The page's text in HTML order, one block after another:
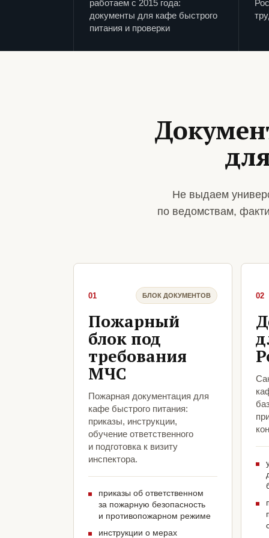
работаем с 2015 года:
документы для кафе быстрого
питания и проверки
Не выдаем
по ведомствам,
01 БЛОК ДОКУМЕНТОВ
Пожарный
блок под
требования
МЧС
Пожарная документация для
кафе быстрого питания:
приказы, инструкции,
обучение ответственного
и подготовка к визиту
инспектора.
приказы об ответственном
за пожарную безопасность
и противопожарном режиме
инструкции о мерах
02